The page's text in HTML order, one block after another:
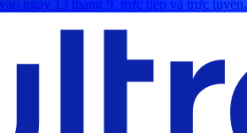
ngày 13 tháng 9, trực tiếp và trực tuyến.